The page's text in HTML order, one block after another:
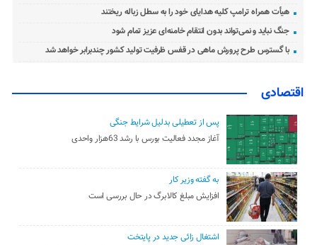
هیأت همراه ترامپ کلیه هدایای خود را به سطل زباله ریختند
جنگ نباید و نمی‌تواند بدون انتقام خامنه‌ای عزیز تمام شود
با گسترس طرح پرورش ماهی در قفس ظرفیت تولید کشور چندبرابر خواهد شد
اقتصادی
پس از تعطیلی بدلیل شرایط جنگی
آغاز مجدد فعالیت بورس با رشد 63هزار واحدی
به گفته وزیر کار
افزایش مبلغ کالابرگ در حال بررسی است
اشتغال زائی جدید در پایتخت